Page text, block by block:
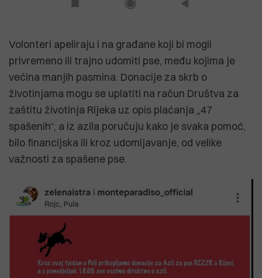
Volonteri apeliraju i na građane koji bi mogli
privremeno ili trajno udomiti pse, među kojima je
većina manjih pasmina. Donacije za skrb o
životinjama mogu se uplatiti na račun Društva za
zaštitu životinja Rijeka uz opis plaćanja „47
spašenih“, a iz azila poručuju kako je svaka pomoć,
bilo financijska ili kroz udomljavanje, od velike
važnosti za spašene pse.